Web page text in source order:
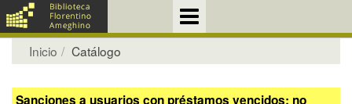
Inicio Catálogo
Sanciones a usuarios con préstamos vencidos: no